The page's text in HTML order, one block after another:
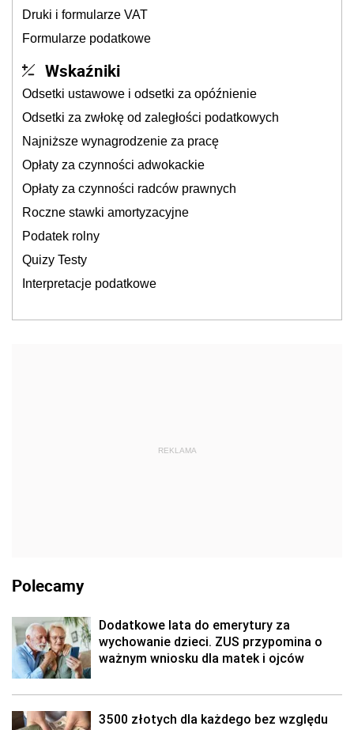
Druki i formularze VAT
Formularze podatkowe
Wskaźniki
Odsetki ustawowe i odsetki za opóźnienie
Odsetki za zwłokę od zaległości podatkowych
Najniższe wynagrodzenie za pracę
Opłaty za czynności adwokackie
Opłaty za czynności radców prawnych
Roczne stawki amortyzacyjne
Podatek rolny
Quizy Testy
Interpretacje podatkowe
REKLAMA
Polecamy
Dodatkowe lata do emerytury za
wychowanie dzieci. ZUS przypomina o
ważnym wniosku dla matek i ojców
3500 złotych dla każdego bez względu